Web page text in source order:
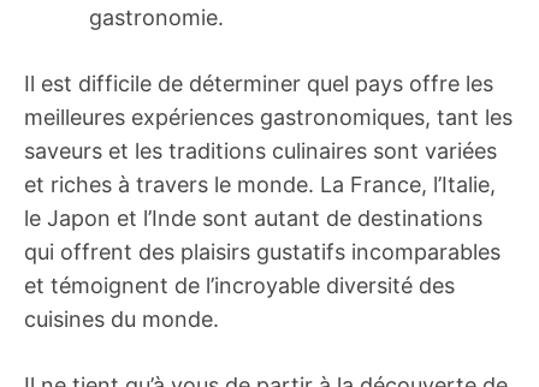
gastronomie.
Il est difficile de déterminer quel pays offre les
meilleures expériences gastronomiques, tant les
saveurs et les traditions culinaires sont variées
et riches à travers le monde. La France, l’Italie,
le Japon et l’Inde sont autant de destinations
qui offrent des plaisirs gustatifs incomparables
et témoignent de l’incroyable diversité des
cuisines du monde.